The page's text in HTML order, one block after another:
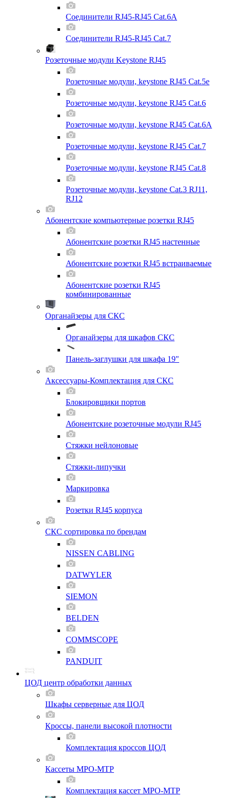
Соединители RJ45-RJ45 Cat.6A
Соединители RJ45-RJ45 Cat.7
Розеточные модули Keystone RJ45
Розеточные модули, keystone RJ45 Cat.5e
Розеточные модули, keystone RJ45 Cat.6
Розеточные модули, keystone RJ45 Cat.6A
Розеточные модули, keystone RJ45 Cat.7
Розеточные модули, keystone RJ45 Cat.8
Розеточные модули, keystone Cat.3 RJ11,
RJ12
Абонентские компьютерные розетки RJ45
Абонентские розетки RJ45 настенные
Абонентские розетки RJ45 встраиваемые
Абонентские розетки RJ45
комбинированные
Органайзеры для СКС
Органайзеры для шкафов СКС
Панель-заглушки для шкафа 19"
Аксессуары-Комплектация для СКС
Блокировщики портов
Абонентские розеточные модули RJ45
Стяжки нейлоновые
Стяжки-липучки
Маркировка
Розетки RJ45 корпуса
СКС сортировка по брендам
NISSEN CABLING
DATWYLER
SIEMON
BELDEN
COMMSCOPE
PANDUIT
ЦОД центр обработки данных
Шкафы серверные для ЦОД
Кроссы, панели высокой плотности
Комплектация кроссов ЦОД
Кассеты MPO-MTP
Комплектация кассет MPO-MTP